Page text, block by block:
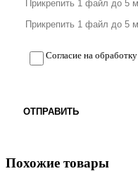
Согласие на обработку
ОТПРАВИТЬ
Похожие товары